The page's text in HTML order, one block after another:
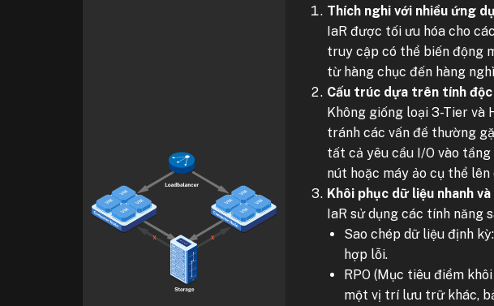
Thích nghi với nhiều ứng
IaR được tối ưu hóa cho
truy cập có thể biến động
từ hàng chục đến hàng
Cấu trúc dựa trên tính độc
Không giống loại 3-Tier và
tránh các vấn đề thường
tất cả yêu cầu I/O vào
nút hoặc máy ảo cụ thể
Khôi phục dữ liệu nhanh
IaR sử dụng các tính năng
Sao chép dữ liệu định
hợp lỗi.
RPO (Mục tiêu điểm
một vị trí lưu trữ khác,